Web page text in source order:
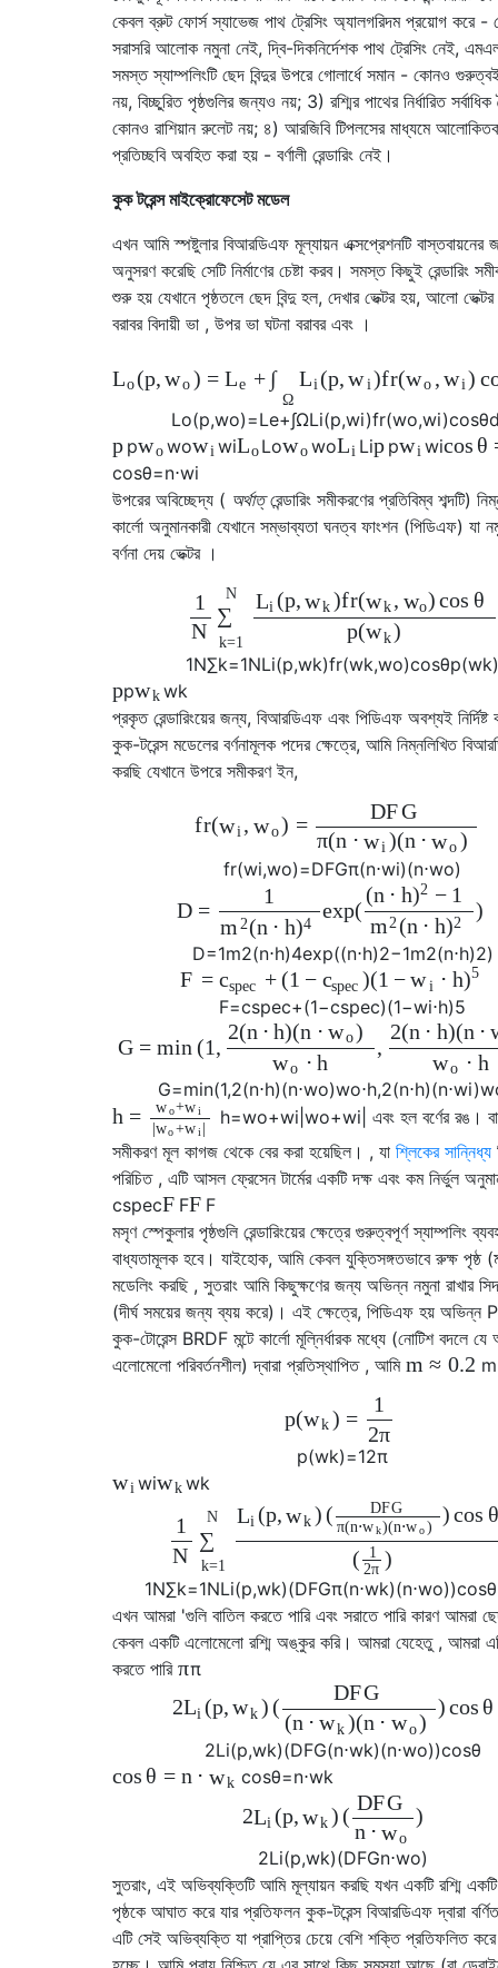
কেবল ব্রুট ফোর্স স্যাভেজ পাথ ট্রেসিং অ্যালগরিদম প্রয়োগ করে
সরাসরি আলোক নমুনা নেই, দ্বি-দিকনির্দেশক পাথ ট্রেসিং নেই,
সমস্ত স্যাম্পলিংটি ছেদ বিন্দুর উপরে গোলার্ধে সমান - কোনও
নয়, বিচ্ছুরিত পৃষ্ঠগুলির জন্যও নয়; 3) রশ্মির পাথের নির্ধারিত
কোনও রাশিয়ান রুলেট নয়; ৪) আরজিবি টিপলসের মাধ্যমে
প্রতিচ্ছবি অবহিত করা হয় - বর্ণালী রেন্ডারিং নেই।
কুক টরেন্স মাইক্রোফেসেট মডেল
এখন আমি স্পষ্টুলার বিআরডিএফ মূল্যায়ন এক্সপ্রেশনটি বাস্তবায়নের
অনুসরণ করেছি সেটি নির্মাণের চেষ্টা করব। সমস্ত কিছুই রেন্ডারিং
শুরু হয় যেখানে পৃষ্ঠতলে ছেদ বিন্দু হল, দেখার ভেক্টর হয়, আলো
বরাবর বিদায়ী ভা , উপর ভা ঘটনা বরাবর এবং ।
Lo (p,wo ) = Le + ∫
Ω
Li (p, wi)fr(wo ,wi)
Lo(p,wo)=Le+∫ΩLi(p,wi)fr(wo,wi)cosθ
p pwo wowi wiLo Lowo woLi Lip pwi wicos θ
cosθ=n⋅wi
উপরের অবিচ্ছেদ্য ( অর্থাত্রেন্ডারিং সমীকরণের প্রতিবিম্ব শব্দটি)
কার্লো অনুমানকারী যেখানে সম্ভাব্যতা ঘনত্ব ফাংশন (পিডিএফ) যা
বর্ণনা দেয় ভেক্টর ।
1
N
∑
k=1
N Li (p,wk )fr(wk , wo) cos θ
p(wk)
1N∑k=1NLi(p,wk)fr(wk,wo)cosθp(wk
ppwk wk
প্রকৃত রেন্ডারিংয়ের জন্য, বিআরডিএফ এবং পিডিএফ অবশ্যই
কুক-টরেন্স মডেলের বর্ণনামূলক পদের ক্ষেত্রে, আমি নিম্নলিখিত
করছি যেখানে উপরে সমীকরণ ইন,
fr(wi , wo) =
DFG
π(n ⋅ wi )(n ⋅ wo )
fr(wi,wo)=DFGπ(n⋅wi)(n⋅wo)
D =
1
m 2 (n ⋅ h)4
exp(
(n ⋅ h)2 − 1
m 2 (n ⋅ h)2
)
D=1m2(n⋅h)4exp((n⋅h)2−1m2(n⋅h)2)
F = cspec + (1 − cspec )(1 − wi ⋅ h)5
F=cspec+(1−cspec)(1−wi⋅h)5
G = min (1,
2(n ⋅ h)(n ⋅ wo)
wo ⋅ h
,
2(n ⋅ h)(n ⋅
wo ⋅ h
G=min(1,2(n⋅h)(n⋅wo)wo⋅h,2(n⋅h)(n⋅wi)w
h = w o+wi
|wo+w i |
h=wo+wi |wo+wi এবং হল বর্ণের রঙ।
সমীকরণ মূল কাগজ থেকে বের করা হয়েছিল। , যা শ্লিকের সান্নিধ্য
পরিচিত , এটি আসল ফ্রেসেন টার্মের একটি দক্ষ এবং কম নির্ভুল
cspecF FF F
মসৃণ স্পেকুলার পৃষ্ঠগুলি রেন্ডারিংয়ের ক্ষেত্রে গুরুত্বপূর্ণ স্যাম্পলিং
বাধ্যতামূলক হবে। যাইহোক, আমি কেবল যুক্তিসঙ্গতভাবে রুক্ষ পৃষ্ঠ
মডেলিং করছি , সুতরাং আমি কিছুক্ষণের জন্য অভিন্ন নমুনা রাখার
(দীর্ঘ সময়ের জন্য ব্যয় করে)। এই ক্ষেত্রে, পিডিএফ হয় অভিন্ন
কুক-টোরেন্স BRDF মন্টে কার্লো মূল্নির্ধারক মধ্যে (নোটিশ বদলে যে
এলোমেলো পরিবর্তনশীল) দ্বারা প্রতিস্থাপিত , আমি m ≈ 0.2 m
p(wk ) =
1
2π
p(wk)=12π
wi wiwk wk
1
N
∑
k=1
N Li (p,wk ) ( DFG
π(n⋅wk)(n⋅w o)
) cos θ
(
1
2π )
1N∑k=1NLi(p,wk)(DFGπ(n⋅wk)(n⋅wo))cosθ
এখন আমরা 'গুলি বাতিল করতে পারি এবং সরাতে পারি কারণ আমরা
কেবল একটি এলোমেলো রশ্মি অঙ্কুর করি। আমরা যেহেতু , আমরা
করতে পারি ππ
2Li (p,wk ) (
DFG
(n ⋅ wk )(n ⋅ wo)
) cos θ
2Li(p,wk)(DFG(n⋅wk)(n⋅wo))cosθ
cos θ = n ⋅ wk cosθ=n⋅wk
2Li (p,wk ) (
DFG
n ⋅ wo
)
2Li(p,wk)(DFGn⋅wo)
সুতরাং, এই অভিব্যক্তিটি আমি মূল্যায়ন করছি যখন একটি রশ্মি
পৃষ্ঠকে আঘাত করে যার প্রতিফলন কুক-টরেন্স বিআরডিএফ দ্বারা
এটি সেই অভিব্যক্তি যা প্রাপ্তির চেয়ে বেশি শক্তি প্রতিফলিত